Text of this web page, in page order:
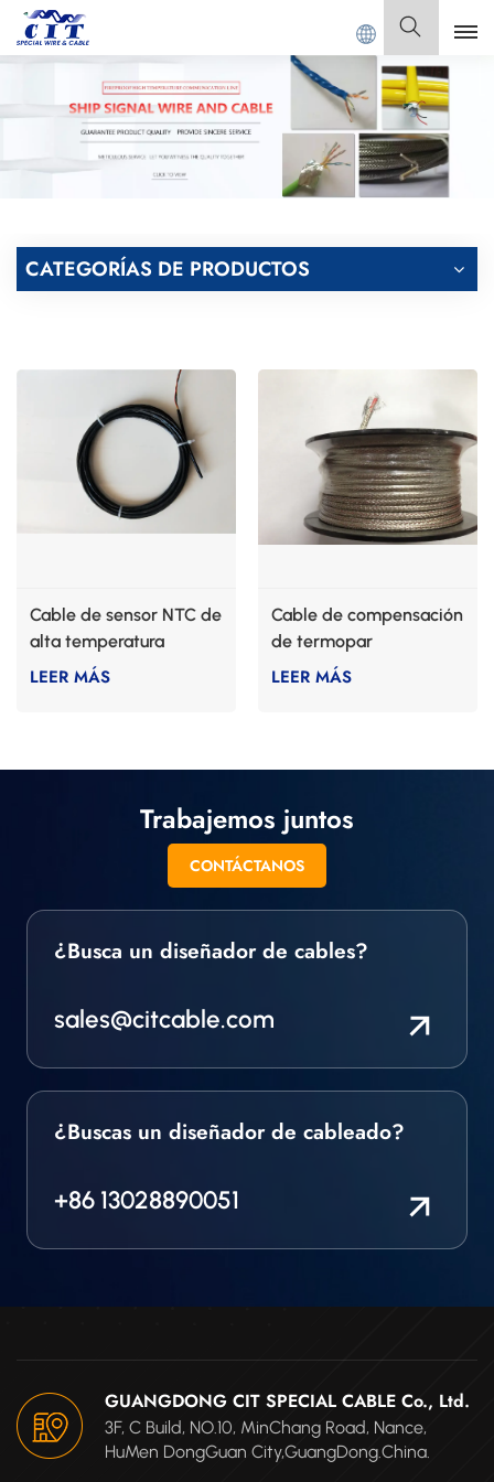
SPECIAL CABLE Co., Ltd. Español
English
Français
Italiano
CATEGORÍAS DE PRODUCTOS
Cable de sensor NTC de
alta temperatura
LEER MÁS
Cable de compensación
de termopar
LEER MÁS
Trabajemos juntos
CONTÁCTANOS
¿Busca un diseñador de cables?
sales@citcable.com
¿Buscas un diseñador de cableado?
+86 13028890051
GUANGDONG CIT SPECIAL CABLE Co., Ltd.
3F, C Build, NO.10, MinChang Road, Nance,
HuMen DongGuan City,GuangDong.China.